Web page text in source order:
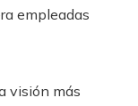
empleadas
visión más